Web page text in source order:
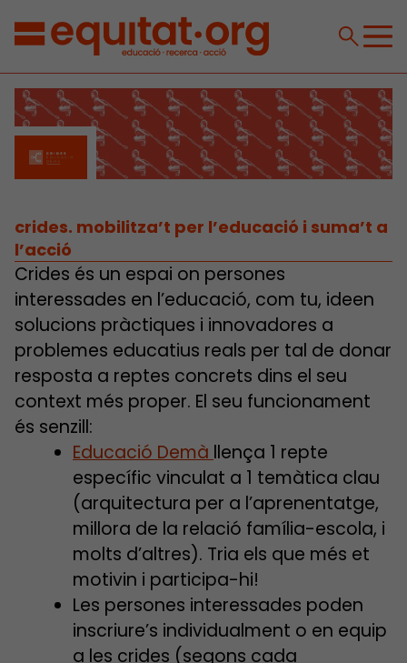
crides. mobilitza’t per l’educació i suma’t a
l’acció
Crides és un espai on persones
interessades en l’educació, com tu, ideen
solucions pràctiques i innovadores a
problemes educatius reals per tal de donar
resposta a reptes concrets dins el seu
context més proper. El seu funcionament
és senzill:
Educació Demà llença 1 repte
específic vinculat a 1 temàtica clau
(arquitectura per a l’aprenentatge,
millora de la relació família-escola, i
molts d’altres). Tria els que més et
motivin i participa-hi!
Les persones interessades poden
inscriure’s individualment o en equip
a les crides (segons cada